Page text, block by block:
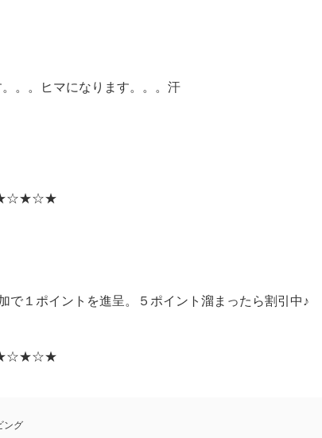
。。ヒマになります。。。汗
１ポイントを進呈。５ポイント溜まったら割引中♪
ング